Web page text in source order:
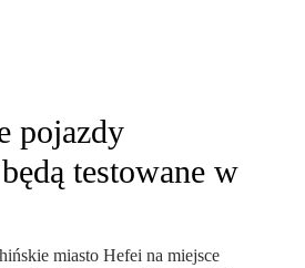
pojazdy
testowane w
miasto Hefei na miejsce